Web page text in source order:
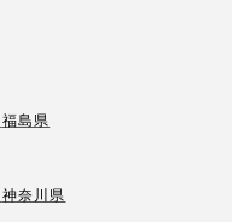
福島県
神奈川県